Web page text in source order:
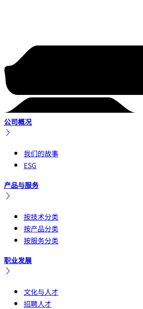
公司概况
我们的故事
ESG
产品与服务
按技术分类
按产品分类
按服务分类
职业发展
文化与人才
招聘人才